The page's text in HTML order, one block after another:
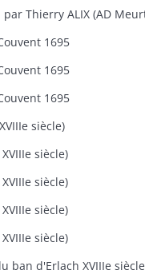
1695
1695
1695
siècle)
siècle)
siècle)
siècle)
siècle)
ban d'Erlach XVIIIe siècle